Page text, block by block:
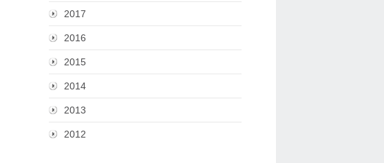
2017
2016
2015
2014
2013
2012